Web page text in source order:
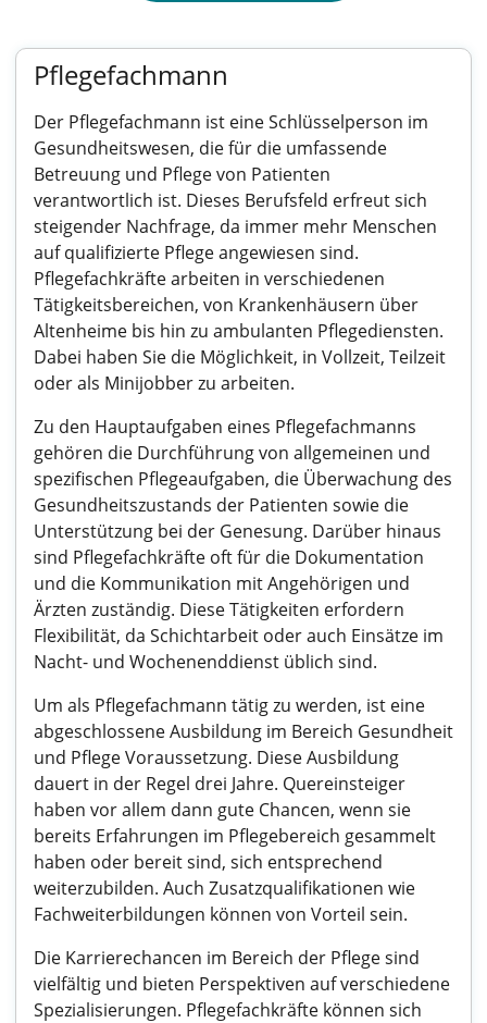
Pflegefachmann
Der Pflegefachmann ist eine Schlüsselperson im
Gesundheitswesen, die für die umfassende
Betreuung und Pflege von Patienten
verantwortlich ist. Dieses Berufsfeld erfreut sich
steigender Nachfrage, da immer mehr Menschen
auf qualifizierte Pflege angewiesen sind.
Pflegefachkräfte arbeiten in verschiedenen
Tätigkeitsbereichen, von Krankenhäusern über
Altenheime bis hin zu ambulanten Pflegediensten.
Dabei haben Sie die Möglichkeit, in Vollzeit, Teilzeit
oder als Minijobber zu arbeiten.
Zu den Hauptaufgaben eines Pflegefachmanns
gehören die Durchführung von allgemeinen und
spezifischen Pflegeaufgaben, die Überwachung des
Gesundheitszustands der Patienten sowie die
Unterstützung bei der Genesung. Darüber hinaus
sind Pflegefachkräfte oft für die Dokumentation
und die Kommunikation mit Angehörigen und
Ärzten zuständig. Diese Tätigkeiten erfordern
Flexibilität, da Schichtarbeit oder auch Einsätze im
Nacht- und Wochenenddienst üblich sind.
Um als Pflegefachmann tätig zu werden, ist eine
abgeschlossene Ausbildung im Bereich Gesundheit
und Pflege Voraussetzung. Diese Ausbildung
dauert in der Regel drei Jahre. Quereinsteiger
haben vor allem dann gute Chancen, wenn sie
bereits Erfahrungen im Pflegebereich gesammelt
haben oder bereit sind, sich entsprechend
weiterzubilden. Auch Zusatzqualifikationen wie
Fachweiterbildungen können von Vorteil sein.
Die Karrierechancen im Bereich der Pflege sind
vielfältig und bieten Perspektiven auf verschiedene
Spezialisierungen. Pflegefachkräfte können sich